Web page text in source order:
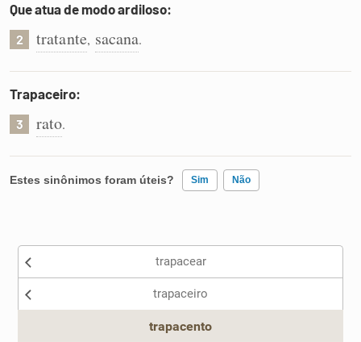
Que atua de modo ardiloso:
2 tratante, sacana.
Trapaceiro:
3 rato.
Estes sinônimos foram úteis? Sim Não
Nenhum dos sinônimos apresentados me ajudou
trapacear
trapaceiro
trapacento